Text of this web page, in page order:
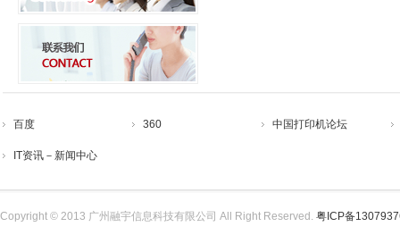
百度 360 中国打印机论坛
IT资讯－新闻中心
Copyright © 2013 广州融宇信息科技有限公司 All Right Reserved. 粤ICP备